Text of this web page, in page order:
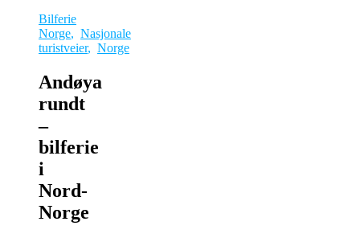
Bilferie
Norge, Nasjonale
turistveier, Norge
Andøya
rundt
–
bilferie
i
Nord-
Norge